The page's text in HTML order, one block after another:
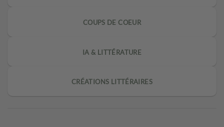
COUPS DE COEUR
IA & LITTÉRATURE
CRÉATIONS LITTÉRAIRES